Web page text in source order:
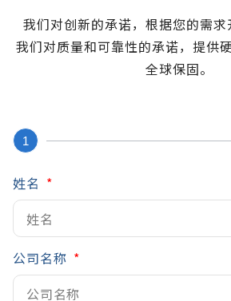
我们对创新的承诺，根据您的需求
我们对质量和可靠性的承诺，提供
全球保固。
1
姓名
公司名称